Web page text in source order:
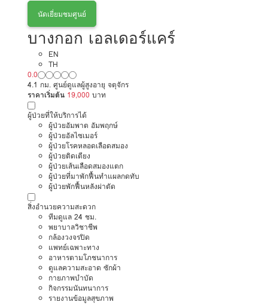
นัดเยี่ยมชมศูนย์
บางกอก เอลเดอร์แคร์
EN
TH
0.0
4.1 กม. ศูนย์ดูแลผู้สูงอายุ จตุจักร
ราคาเริ่มต้น 19,000 บาท
ผู้ป่วยที่ให้บริการได้
ผู้ป่วยอัมพาต อัมพฤกษ์
ผู้ป่วยอัลไซเมอร์
ผู้ป่วยโรคหลอดเลือดสมอง
ผู้ป่วยติดเตียง
ผู้ป่วยเส้นเลือดสมองแตก
ผู้ป่วยที่มาพักฟื้นทำแผลกดทับ
ผู้ป่วยพักฟื้นหลังผ่าตัด
สิ่งอำนวยความสะดวก
ทีมดูแล 24 ชม.
พยาบาลวิชาชีพ
กล้องวงจรปิด
แพทย์เฉพาะทาง
อาหารตามโภชนาการ
ดูแลความสะอาด ซักผ้า
กายภาพบำบัด
กิจกรรมนันทนาการ
รายงานข้อมูลสุขภาพ